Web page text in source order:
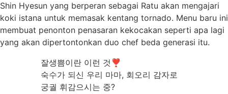
Shin Hyesun yang berperan sebagai Ratu akan mengajari
koki istana untuk memasak kentang tornado. Menu baru ini
membuat penonton penasaran kekocakan seperti apa lagi
yang akan dipertontonkan duo chef beda generasi itu.
잘생쁨이란 이런 것❣
숙수가 되신 우리 마마, 회오리 감자로
궁궐 휘감으시는 중?